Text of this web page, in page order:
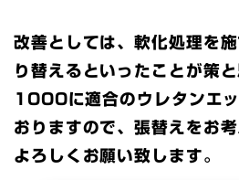
改善としては、軟化処理を
り替えるといったことが策
1000に適合のウレタンエ
おりますので、張替えをお
よろしくお願い致します。